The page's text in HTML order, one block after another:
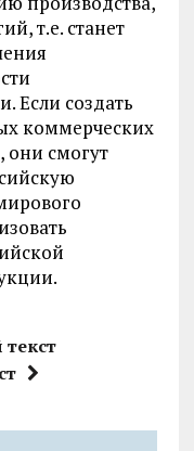
т.е. станет
Если создать
коммерческих
они смогут